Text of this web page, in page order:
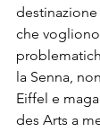
che
la Senna,
Eiffel e
des Arts a